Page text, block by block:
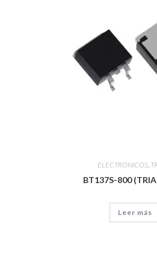
ELECTRÓNICOS,
BT137S-800
Leer más